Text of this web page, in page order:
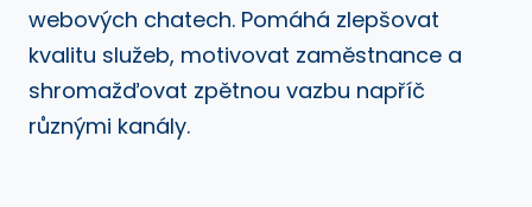
webových chatech. Pomáhá zlepšovat
kvalitu služeb, motivovat zaměstnance a
shromažďovat zpětnou vazbu napříč
různými kanály.